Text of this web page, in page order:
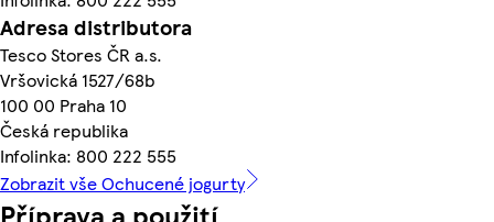
Adresa distributora
Tesco Stores ČR a.s.
Vršovická 1527/68b
100 00 Praha 10
Česká republika
Infolinka: 800 222 555
Zobrazit vše Ochucené jogurty
Příprava a použití